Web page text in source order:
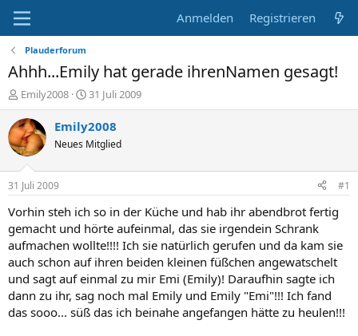
Anmelden Registrieren
Plauderforum
Ahhh...Emily hat gerade ihrenNamen gesagt!
E
r
s
t
e
e
r
Emily2008
E
r
s
e
t
a
m
31 Juli 2009
Emily2008
Neues Mitglied
31 Juli 2009 #1
Vorhin steh ich so in der Küche und hab ihr abendbrot fertig
gemacht und hörte aufeinmal, das sie irgendein Schrank
aufmachen wollte!!!! Ich sie natürlich gerufen und da kam sie
auch schon auf ihren beiden kleinen füßchen angewatschelt
und sagt auf einmal zu mir Emi (Emily)! Daraufhin sagte ich
dann zu ihr, sag noch mal Emily und Emily "Emi"!!! Ich fand
das sooo... süß das ich beinahe angefangen hätte zu heulen!!!